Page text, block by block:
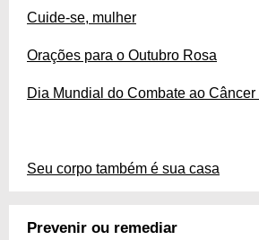
Cuide-se, mulher
Orações para o Outubro Rosa
Dia Mundial do Combate ao Câncer
Seu corpo também é sua casa
Prevenir ou remediar